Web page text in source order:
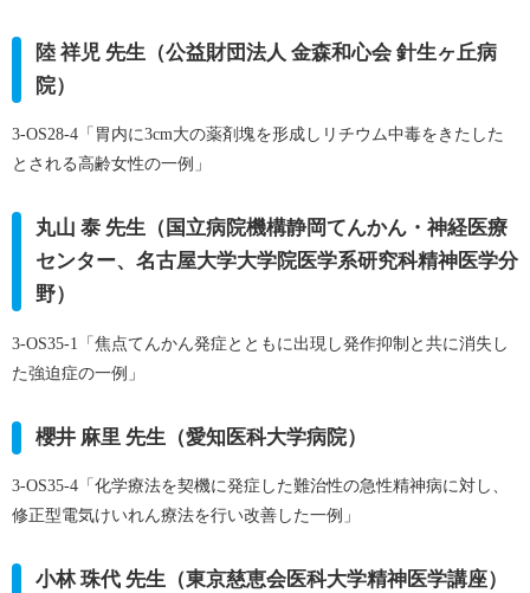
陸 祥児 先生（公益財団法人 金森和心会 針生ヶ丘病
院）
3-OS28-4「胃内に3cm大の薬剤塊を形成しリチウム中毒をきたした
とされる高齢女性の一例」
丸山 泰 先生（国立病院機構静岡てんかん・神経医療
センター、名古屋大学大学院医学系研究科精神医学分
野）
3-OS35-1「焦点てんかん発症とともに出現し発作抑制と共に消失し
た強迫症の一例」
櫻井 麻里 先生（愛知医科大学病院）
3-OS35-4「化学療法を契機に発症した難治性の急性精神病に対し、
修正型電気けいれん療法を行い改善した一例」
小林 珠代 先生（東京慈恵会医科大学精神医学講座）